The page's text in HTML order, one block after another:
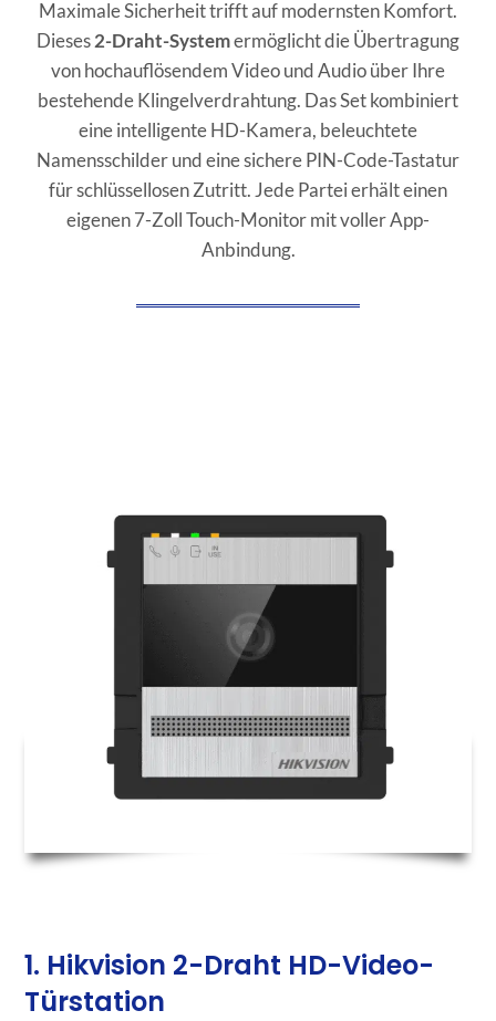
Maximale Sicherheit trifft auf modernsten Komfort.
Dieses2-Draht-Systemermöglicht die Übertragung
von hochauflösendem Video und Audio über Ihre
bestehende Klingelverdrahtung. Das Set kombiniert
eine intelligente HD-Kamera, beleuchtete
Namensschilder und eine sichere PIN-Code-Tastatur
für schlüssellosen Zutritt. Jede Partei erhält einen
eigenen 7-Zoll Touch-Monitor mit voller App-
Anbindung.
1. Hikvision 2-Draht HD-Video-
Türstation